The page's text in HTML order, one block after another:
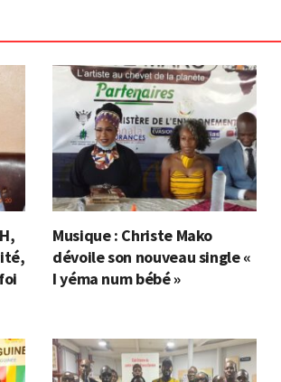
Musique : Christe Mako
dévoile son nouveau single «
I yéma num bébé »